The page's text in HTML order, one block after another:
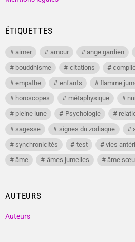
ÉTIQUETTES
aimer amour ange gardien
bouddhisme
citations
empathe
enfants flamme
horoscopes
métaphysique
pleine lune
Psychologie
sagesse
signes du zodiaque
synchronicités
test vies
âme
âmes jumelles âme
AUTEURS
Auteurs